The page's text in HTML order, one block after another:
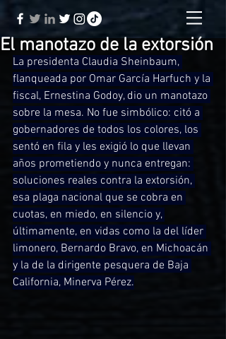
El manotazo de la extorsión
La presidenta Claudia Sheinbaum,
flanqueada por Omar García Harfuch y la
fiscal, Ernestina Godoy, dio un manotazo
sobre la mesa. No fue simbólico: citó a
gobernadores de todos los colores, los
sentó en fila y les exigió lo que llevan
años prometiendo y nunca entregan:
soluciones reales contra la extorsión,
esa plaga nacional que se cobra en
cuotas, en miedo, en silencio y,
últimamente, en vidas como la del líder
limonero, Bernardo Bravo, en Michoacán
y la de la dirigente pesquera de Baja
California, Minerva Pérez.